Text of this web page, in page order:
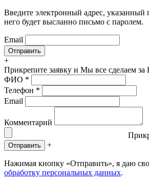
Введите электронный адрес, указанный
него будет высланно письмо с паролем.
Email
+
Прикрепите заявку и Мы все сделаем за
ФИО *
Телефон *
Email
Комментарий
Отправить +
Нажимая кнопку «Отправить», я даю
обработку персональных данных.